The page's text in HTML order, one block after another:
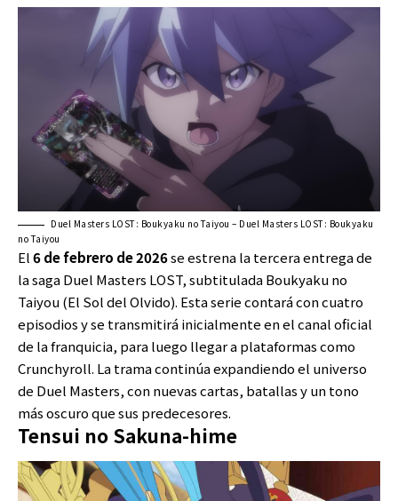
Duel Masters LOST: Boukyaku no Taiyou – Duel Masters LOST: Boukyaku
no Taiyou
El6 de febrero de 2026se estrena la tercera entrega de
la saga Duel Masters LOST, subtitulada Boukyaku no
Taiyou (El Sol del Olvido). Esta serie contará con cuatro
episodios y se transmitirá inicialmente en el canal oficial
de la franquicia, para luego llegar a plataformas como
Crunchyroll. La trama continúa expandiendo el universo
de Duel Masters, con nuevas cartas, batallas y un tono
más oscuro que sus predecesores.
Tensui no Sakuna-hime